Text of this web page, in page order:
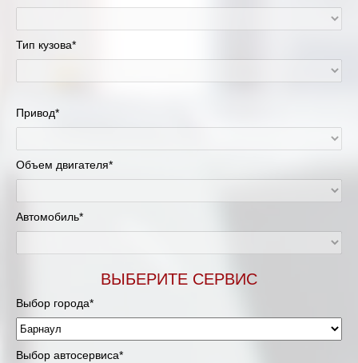
Тип кузова*
Привод*
Объем двигателя*
Автомобиль*
ВЫБЕРИТЕ СЕРВИС
Выбор города*
Выбор автосервиса*